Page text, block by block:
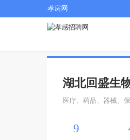
孝房网
湖北回盛生
医疗、药品、器械、
9